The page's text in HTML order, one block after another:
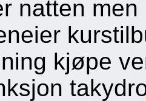
natten
kjøpe